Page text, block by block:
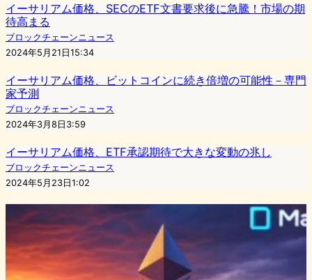
イーサリアム価格、SECのETF文書要求後に急騰！市場の期
待高まる
ブロックチェーンニュース
2024年5月21日15:34
イーサリアム価格、ビットコインに続き倍増の可能性－専門
家予測
ブロックチェーンニュース
2024年3月8日3:59
イーサリアム価格、ETF承認期待で大きな変動の兆し
ブロックチェーンニュース
2024年5月23日1:02